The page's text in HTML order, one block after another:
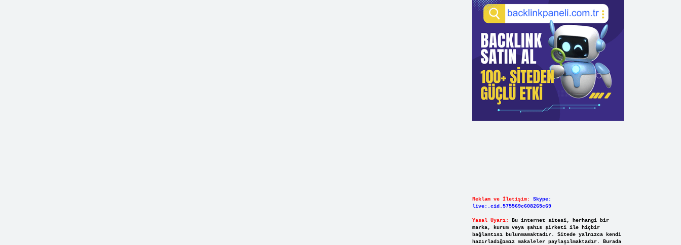
Reklam ve İletişim:
Skype:
live:.cid.575569c608265c69
Yasal Uyarı:
Bu internet sitesi, herhangi bir
marka, kurum veya şahıs şirketi ile hiçbir
bağlantısı bulunmamaktadır. Sitede yalnızca kendi
hazırladığımız makaleler paylaşılmaktadır. Burada